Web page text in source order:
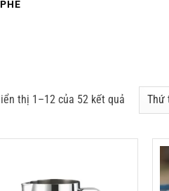
thị 1–12 của 52 kết quả